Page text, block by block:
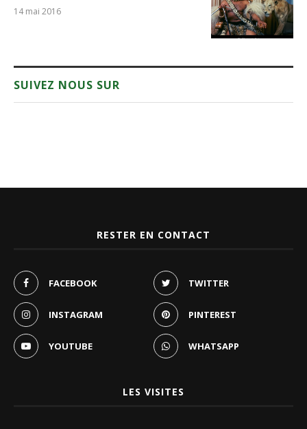
14 mai 2016
SUIVEZ NOUS SUR
RESTER EN CONTACT
FACEBOOK TWITTER
INSTAGRAM PINTEREST
YOUTUBE WHATSAPP
LES VISITES